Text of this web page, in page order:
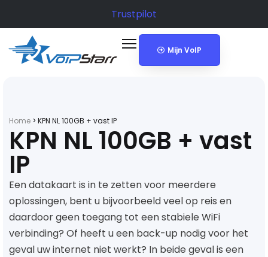
Trustpilot
Mijn VoIP
Home > KPN NL 100GB + vast IP
KPN NL 100GB + vast
IP
Een datakaart is in te zetten voor meerdere
oplossingen, bent u bijvoorbeeld veel op reis en
daardoor geen toegang tot een stabiele WiFi
verbinding? Of heeft u een back-up nodig voor het
geval uw internet niet werkt? In beide geval is een